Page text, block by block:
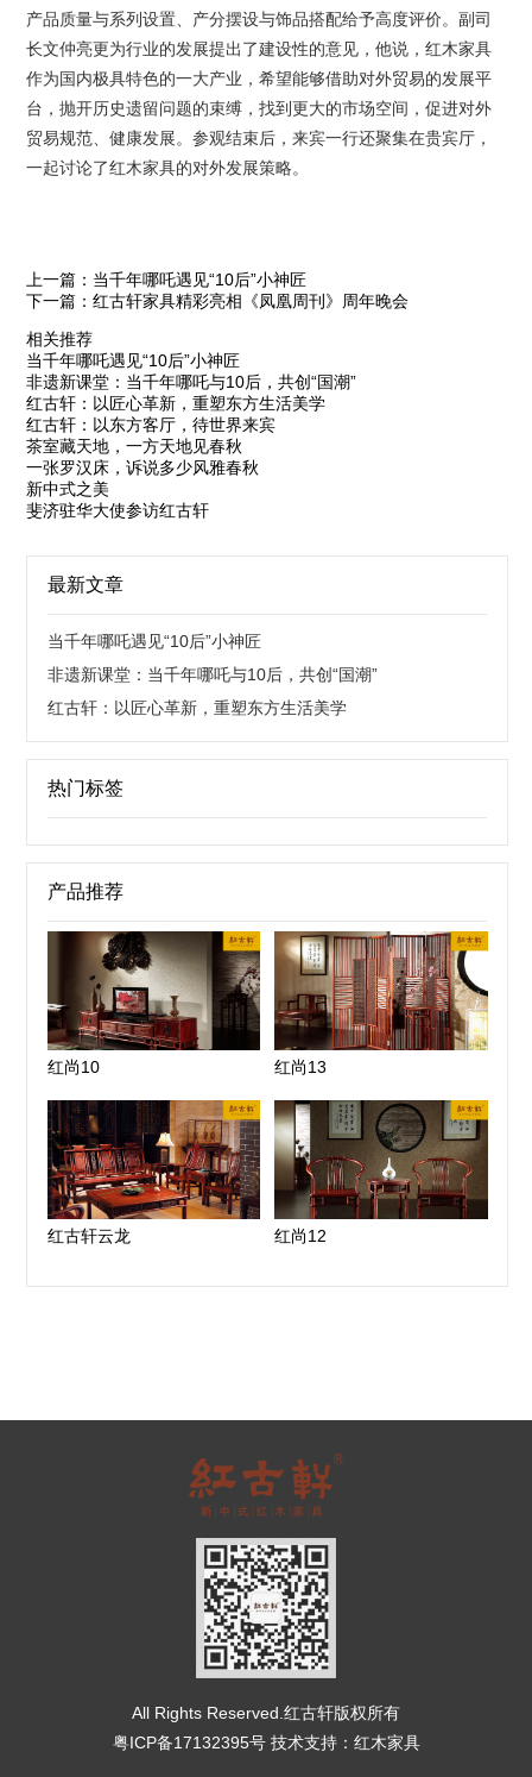
产品质量与系列设置、产分摆设与饰品搭配给予高度评价。副司
长文仲亮更为行业的发展提出了建设性的意见，他说，红木家具
作为国内极具特色的一大产业，希望能够借助对外贸易的发展平
台，抛开历史遗留问题的束缚，找到更大的市场空间，促进对外
贸易规范、健康发展。参观结束后，来宾一行还聚集在贵宾厅，
一起讨论了红木家具的对外发展策略。
上一篇：当千年哪吒遇见“10后”小神匠
下一篇：红古轩家具精彩亮相《凤凰周刊》周年晚会
相关推荐
当千年哪吒遇见“10后”小神匠
非遗新课堂：当千年哪吒与10后，共创“国潮”
红古轩：以匠心革新，重塑东方生活美学
红古轩：以东方客厅，待世界来宾
茶室藏天地，一方天地见春秋
一张罗汉床，诉说多少风雅春秋
新中式之美
斐济驻华大使参访红古轩
最新文章
当千年哪吒遇见“10后”小神匠
非遗新课堂：当千年哪吒与10后，共创“国潮”
红古轩：以匠心革新，重塑东方生活美学
热门标签
产品推荐
红尚10 红尚13
红古轩云龙 红尚12
All Rights Reserved.红古轩版权所有
粤ICP备17132395号技术支持： 红木家具